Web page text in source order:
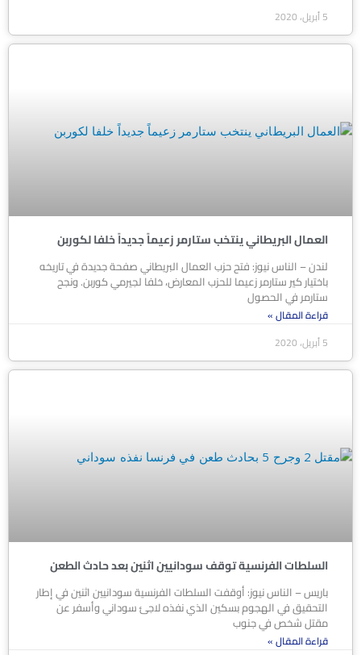
5 أبريل، 2020
العمال البريطاني ينتخب ستارمر زعيماً جديداً خلفا لكوربن
لندن – الناس نيوز: فتح حزب العمال البريطاني صفحة جديدة في تاريخه
باختيار كير ستارمر زعيما للحزب المعارض، خلفا لجيرمي كوربن. ونجح
ستارمر في الحصول
قراءة المقال »
5 أبريل، 2020
السلطات الفرنسية توقف سودانيين اثنين بعد حادث الطعن
باريس – الناس نيوز: أوقفت السلطات الفرنسية سودانيين اثنين في إطار
التحقيق في الهجوم بسكين الذي نفذه لاجئ سوداني وأسفر عن
مقتل شخص في جنوب
قراءة المقال »